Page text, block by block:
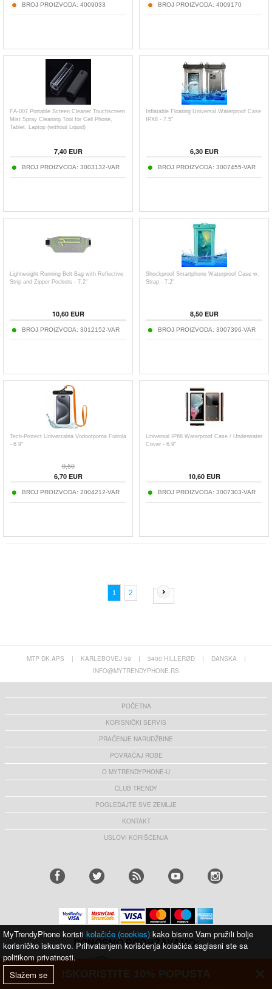
BROJ PROIZVODA: 4009033 BROJ PROIZVODA: 4009170
FA-007 Portable Screen Cleaner Touchscreen
Mist Spray Cleaning Tool for Cell Phone,
Tablet, Laptop (without Liquid)
7,40EUR
BROJ PROIZVODA: 3003132-VAR
Inflatable Floating Universal Waterproof Case
IPX8 - 7.5"
6,30EUR
BROJ PROIZVODA: 3007455-VAR
Lightweight Running Belt Bag with Reflective
Strip and Zipper Pockets - 7.2"
10,60EUR
BROJ PROIZVODA: 3012152-VAR
Shockproof Smartphone Waterproof Case w.
Strap - 7.2"
8,50EUR
BROJ PROIZVODA: 3007396-VAR
Tech-Protect Univerzalna Vodootporna Futrola
- 6.9"
9,50
6,70EUR
BROJ PROIZVODA: 2004212-VAR
Universal IP68 Waterproof Case / Underwater
Cover - 6.9"
10,60EUR
BROJ PROIZVODA: 3007303-VAR
1 2
MTP DK APS | KARLEBOVEJ 59 | 3400 HILLERØD | DANSKA
|
INFO@MYTRENDYPHONE.RS
POČETNA
KORISNIČKI SERVIS
PRAĆENJE NARUDŽBINE
POVRAĆAJ ROBE
O MYTRENDYPHONE-U
CLUB TRENDY
POGLEDAJTE SVE ZEMLJE
KONTAKT
USLOVI KORIŠĆENJA
PONOSNO PODRŽAVAMO:
ISKORISTITE 10% POPUSTA
MyTrendyPhone koristi kolačiće (cookies) kako bismo Vam pružili bolje
korisničko iskustvo. Prihvatanjem korišćenja kolačića saglasni ste sa
politikom privatnosti.
Slažem se